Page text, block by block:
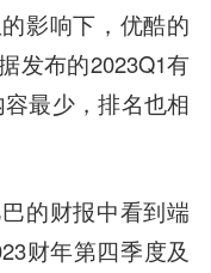
影响下，优酷的
发布的2023Q1有
最少，排名也相
的财报中看到端
财年第四季度及